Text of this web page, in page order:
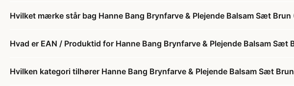
Hvilket mærke står bag Hanne Bang Brynfarve & Plejende Balsam Sæt
Hvad er EAN / Produktid for Hanne Bang Brynfarve & Plejende Balsam Sæt
Hvilken kategori tilhører Hanne Bang Brynfarve & Plejende Balsam Sæt